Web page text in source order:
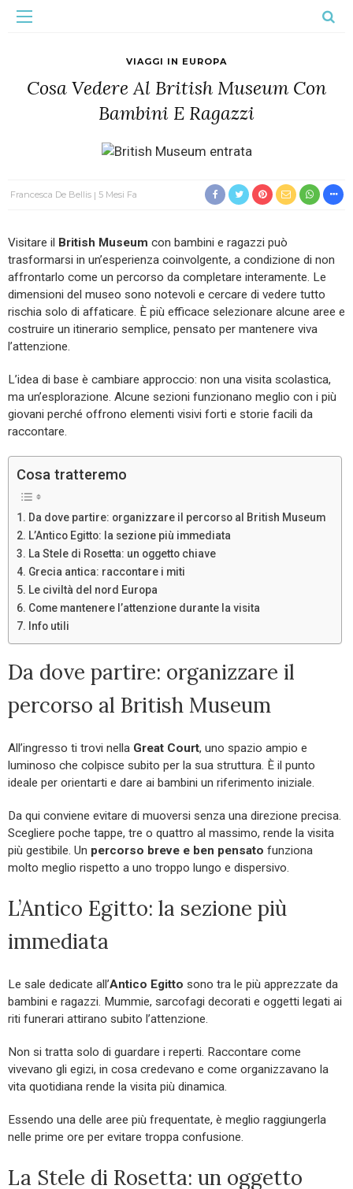
VIAGGI IN EUROPA
Cosa Vedere Al British Museum Con
Bambini E Ragazzi
Francesca De Bellis 5 Mesi Fa
Visitare il British Museum con bambini e ragazzi può
trasformarsi in un’esperienza coinvolgente, a condizione di non
affrontarlo come un percorso da completare interamente. Le
dimensioni del museo sono notevoli e cercare di vedere tutto
rischia solo di affaticare. È più efficace selezionare alcune aree e
costruire un itinerario semplice, pensato per mantenere viva
l’attenzione.
L’idea di base è cambiare approccio: non una visita scolastica,
ma un’esplorazione. Alcune sezioni funzionano meglio con i più
giovani perché offrono elementi visivi forti e storie facili da
raccontare.
Cosa tratteremo
Da dove partire: organizzare il percorso al British Museum
L’Antico Egitto: la sezione più immediata
La Stele di Rosetta: un oggetto chiave
Grecia antica: raccontare i miti
Le civiltà del nord Europa
Come mantenere l’attenzione durante la visita
Info utili
Da dove partire: organizzare il
percorso al British Museum
All’ingresso ti trovi nella Great Court, uno spazio ampio e
luminoso che colpisce subito per la sua struttura. È il punto
ideale per orientarti e dare ai bambini un riferimento iniziale.
Da qui conviene evitare di muoversi senza una direzione precisa.
Scegliere poche tappe, tre o quattro al massimo, rende la visita
più gestibile. Un percorso breve e ben pensato funziona
molto meglio rispetto a uno troppo lungo e dispersivo.
L’Antico Egitto: la sezione più
immediata
Le sale dedicate all’Antico Egitto sono tra le più apprezzate da
bambini e ragazzi. Mummie, sarcofagi decorati e oggetti legati ai
riti funerari attirano subito l’attenzione.
Non si tratta solo di guardare i reperti. Raccontare come
vivevano gli egizi, in cosa credevano e come organizzavano la
vita quotidiana rende la visita più dinamica.
Essendo una delle aree più frequentate, è meglio raggiungerla
nelle prime ore per evitare troppa confusione.
La Stele di Rosetta: un oggetto